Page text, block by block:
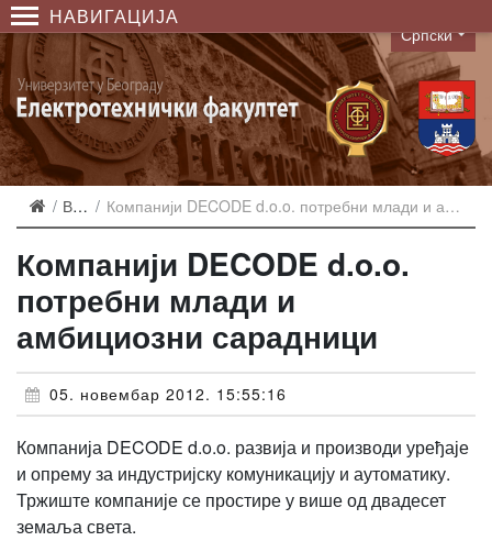
НАВИГАЦИЈА
Language
Српски
Вести Компанији DECODE d.o.o. потребни млади и амбициозни сарадници
Компанији DECODE d.o.o.
потребни млади и
амбициозни сарадници
05. новембар 2012. 15:55:16
Компанија DECODE d.o.o. развија и производи уређаје
и опрему за индустријску комуникацију и аутоматику.
Тржиште компаније се простире у више од двадесет
земаља света.